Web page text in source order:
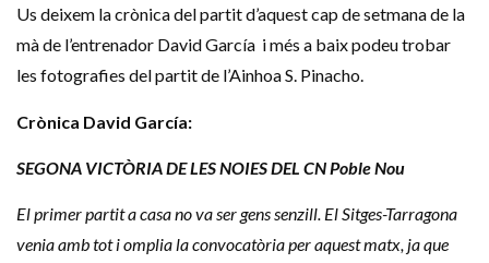
Us deixem la crònica del partit d’aquest cap de setmana de la
mà de l’entrenador David García i més a baix podeu trobar
les fotografies del partit de l’Ainhoa S. Pinacho.
Crònica David García:
SEGONA VICTÒRIA DE LES NOIES DEL CN Poble Nou
El primer partit a casa no va ser gens senzill. El Sitges-Tarragona
venia amb tot i omplia la convocatòria per aquest matx, ja que